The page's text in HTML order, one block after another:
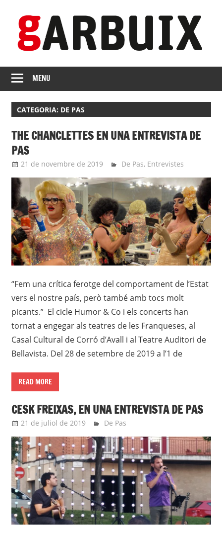
content
GARBUIX
Independent
de
Franqueses
MENU
CATEGORIA: DE PAS
THE CHANCLETTES EN UNA ENTREVISTA DE
PAS
21 de novembre de 2019 Eli
De Pas, Entrevistes
“Fem una crítica ferotge del comportament de l’Estat
vers el nostre país, però també amb tocs molt
picants.” El cicle Humor & Co i els concerts han
tornat a engegar als teatres de les Franqueses, al
Casal Cultural de Corró d’Avall i al Teatre Auditori de
Bellavista. Del 28 de setembre de 2019 a l’1 de
READ MORE
CESK FREIXAS, EN UNA ENTREVISTA DE PAS
21 de juliol de 2019 Eli
De Pas